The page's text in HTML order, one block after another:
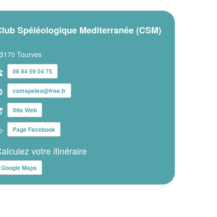
Spéléologique Mediterranée (CSM)
Tourves
06 84 59 04 75
csmspeleo@free.fr
Site Web
Page Facebook
votre itinéraire
Google Maps